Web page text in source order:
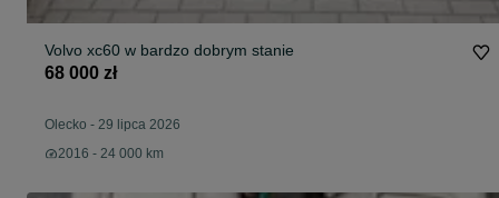
Volvo xc60 w bardzo dobrym stanie
68 000 zł
Olecko - 29 lipca 2026
2016 - 24 000 km